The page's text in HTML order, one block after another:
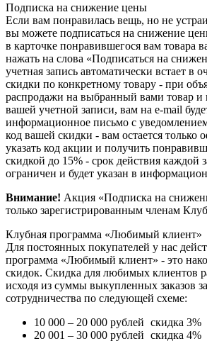
Подписка на снижение цены
Если вам понравилась вещь, но не
вы можете подписаться на снижение
в карточке понравившегося вам товара
нажать на слова «Подписаться на
учетная запись автоматически встает в
скидки по конкретному товару - при
распродажи на выбранный вами товар и
вашей учетной записи, вам на e-mail
информационное письмо с
код вашей скидки - вам остается только
указать код акции и получить
скидкой до 15% - срок действия каждой
ограничен и будет указан в
Внимание! Акция «Подписка на
только зарегистрированным членам
Клубная программа «Любимый клиент»
Для постоянных покупателей у нас
программа «Любимый клиент» - это
скидок. Скидка для любимых клиентов
исходя из суммы выкупленных заказов
сотрудничества по следующей схеме:
10 000 – 20 000 рублей скидка 3%
20 001 – 30 000 рублей скидка 4%